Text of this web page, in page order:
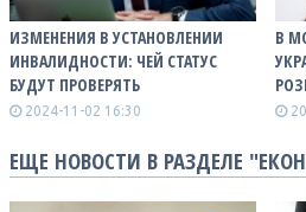
ИЗМЕНЕНИЯ В УСТАНОВЛЕНИИ
ИНВАЛИДНОСТИ: ЧЕЙ СТАТУС
БУДУТ ПРОВЕРЯТЬ
2024-11-02 16:30
В
ЕЩЕ НОВОСТИ В РАЗДЕЛЕ